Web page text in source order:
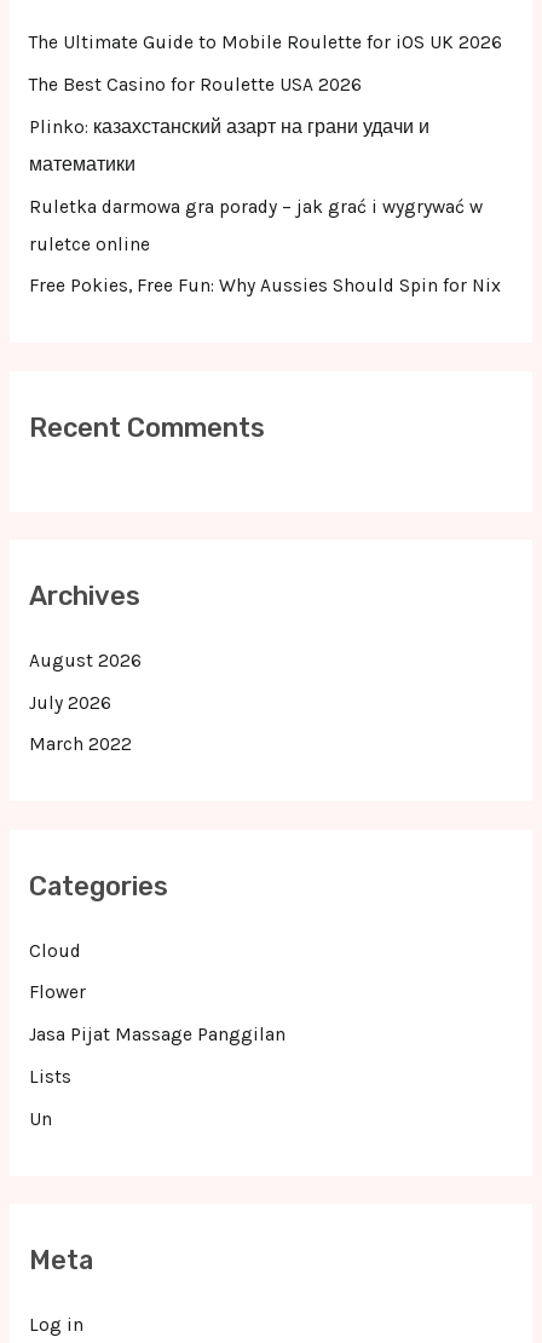
fThe Ultimate Guide to Mobile Roulette for iOS UK 2026
The Best Casino for Roulette USA 2026
Plinko: казахстанский азарт на грани удачи и
математики
Ruletka darmowa gra porady – jak grać i wygrywać w
ruletce online
Free Pokies, Free Fun: Why Aussies Should Spin for Nix
Recent Comments
Archives
August 2026
July 2026
March 2022
Categories
Cloud
Flower
Jasa Pijat Massage Panggilan
Lists
Un
Meta
Log in